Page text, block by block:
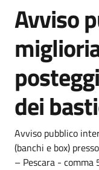
Avviso
dei
Dettagli
Avviso pubblico
(banchi e box)
– Pescara -